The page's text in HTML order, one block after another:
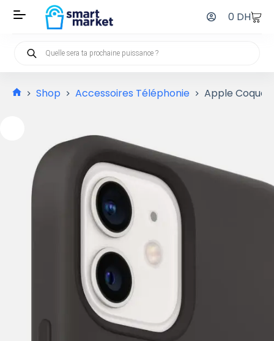
0 DH
Shop Accessoires Téléphonie Apple Coque